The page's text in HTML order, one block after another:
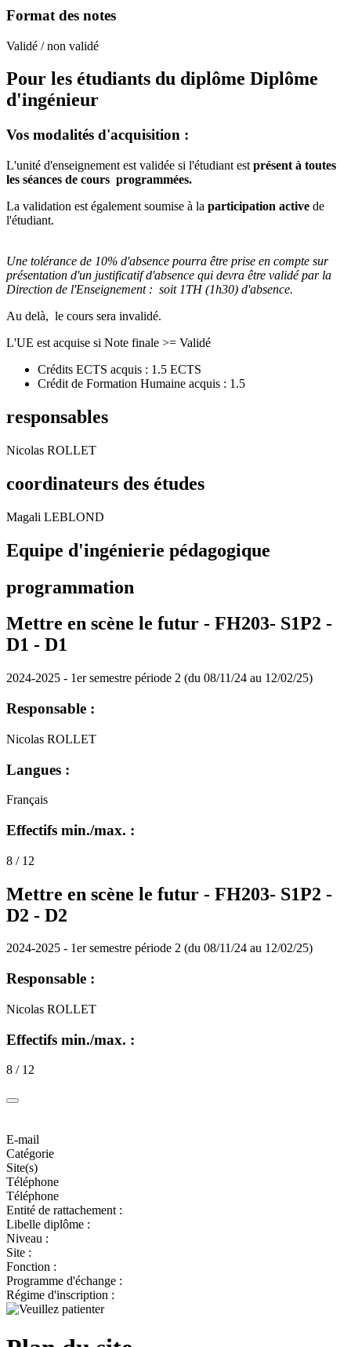
Format des notes
Validé / non validé
Pour les étudiants du diplôme Diplôme
d'ingénieur
Vos modalités d'acquisition :
L'unité d'enseignement est validée si l'étudiant est présent à toutes
les séances de cours programmées.
La validation est également soumise à la participation active de
l'étudiant.
Une tolérance de 10% d'absence pourra être prise en compte sur
présentation d'un justificatif d'absence qui devra être validé par la
Direction de l'Enseignement : soit 1TH (1h30) d'absence.
Au delà, le cours sera invalidé.
L'UE est acquise si Note finale >= Validé
Crédits ECTS acquis : 1.5 ECTS
Crédit de Formation Humaine acquis : 1.5
responsables
Nicolas ROLLET
coordinateurs des études
Magali LEBLOND
Equipe d'ingénierie pédagogique
programmation
Mettre en scène le futur - FH203- S1P2 -
D1 - D1
2024-2025 - 1er semestre période 2 (du 08/11/24 au 12/02/25)
Responsable :
Nicolas ROLLET
Langues :
Français
Effectifs min./max. :
8 / 12
Mettre en scène le futur - FH203- S1P2 -
D2 - D2
2024-2025 - 1er semestre période 2 (du 08/11/24 au 12/02/25)
Responsable :
Nicolas ROLLET
Effectifs min./max. :
8 / 12
E-mail
Catégorie
Site(s)
Téléphone
Téléphone
Entité de rattachement :
Libelle diplôme :
Niveau :
Site :
Fonction :
Programme d'échange :
Régime d'inscription :